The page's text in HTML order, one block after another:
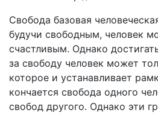
Свобода базовая
будучи свободным, человек
счастливым. Однако
за свободу человек может
которое и устанавливает
кончается свобода одного
свобод другого. Однако эти